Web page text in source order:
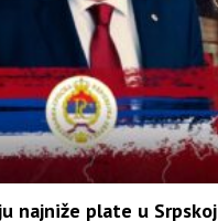
najniže plate u Srpskoj